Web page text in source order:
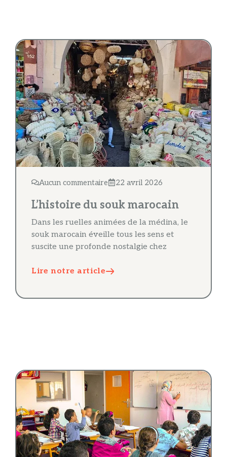
Aucun commentaire 22 avril 2026
L’histoire du souk marocain
Dans les ruelles animées de la médina, le
souk marocain éveille tous les sens et
suscite une profonde nostalgie chez
Lire notre article